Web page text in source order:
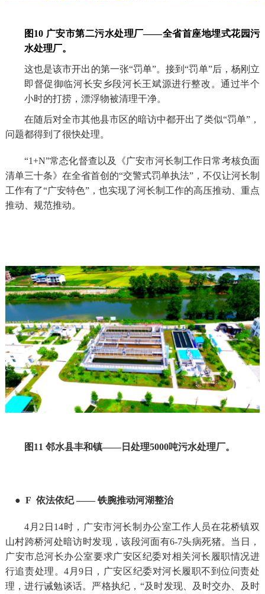
图10 广安市第二污水处理厂——全省首座地埋式花园污
水处理厂。
这也是该市开出的第一张“罚单”。接到“罚单”后，杨刚立
即督促御临河长安乡段河长王斌源进行整改。通过半个
小时的打捞，漂浮物被清理干净。
在随后对全市其他县市区的暗访中都开出了类似“罚单”，
问题都得到了很快处理。
“1+N”常态化督查以及《广安市河长制工作日常考核负面
清单三十条》在全省首创的“交警式罚单执法”，不仅让河长制
工作有了“广安特色”，也实现了河长制工作的高压推动、重点
推动、规范推动。
图11 邻水县丰和镇——日处理5000吨污水处理厂。
● F 依法依纪 —— 铁腕推动河湖整治
4月2日14时， 广安市河长制办公室工作人员在花桥镇双
山村跨桥河处暗访时发现，该段河面有6-7头病死猪。当日，
广安市总河长办公室要求广安区纪委对相关河长履职情况进
行追责处理。4月9日，广安区纪委对河长履职不到位问责处
理，进行诫勉谈话。严格执纪，“及时发现、及时交办、及时